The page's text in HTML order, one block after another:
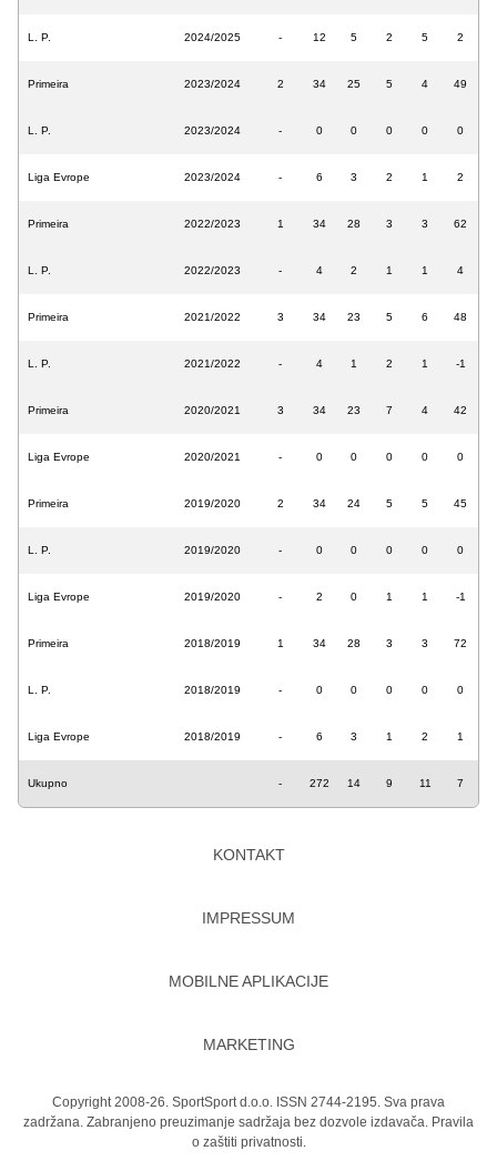
L. P. 2024/2025 - 12 5 2 5 2
Primeira 2023/2024 2 34 25 5 4 49
L. P. 2023/2024 - 0 0 0 0 0
Liga Evrope 2023/2024 - 6 3 2 1 2
Primeira 2022/2023 1 34 28 3 3 62
L. P. 2022/2023 - 4 2 1 1 4
Primeira 2021/2022 3 34 23 5 6 48
L. P. 2021/2022 - 4 1 2 1 -1
Primeira 2020/2021 3 34 23 7 4 42
Liga Evrope 2020/2021 - 0 0 0 0 0
Primeira 2019/2020 2 34 24 5 5 45
L. P. 2019/2020 - 0 0 0 0 0
Liga Evrope 2019/2020 - 2 0 1 1 -1
Primeira 2018/2019 1 34 28 3 3 72
L. P. 2018/2019 - 0 0 0 0 0
Liga Evrope 2018/2019 - 6 3 1 2 1
Ukupno - 272 14 9 11 7
KONTAKT
IMPRESSUM
MOBILNE APLIKACIJE
MARKETING
Copyright 2008-26. SportSport d.o.o. ISSN 2744-2195. Sva prava
zadržana. Zabranjeno preuzimanje sadržaja bez dozvole izdavača. Pravila
o zaštiti privatnosti.